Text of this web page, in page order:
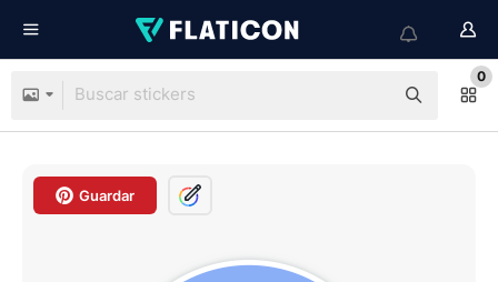
0
Guardar